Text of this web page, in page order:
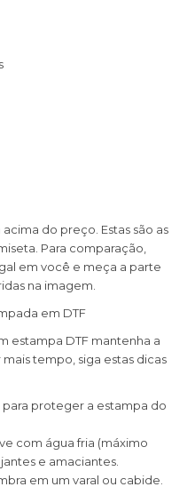
do preço. Estas são as
Para comparação,
em você e meça a parte
na imagem.
em DTF
estampa DTF mantenha a
tempo, siga estas dicas
para proteger a estampa do
com água fria (máximo
e amaciantes.
em um varal ou cabide.